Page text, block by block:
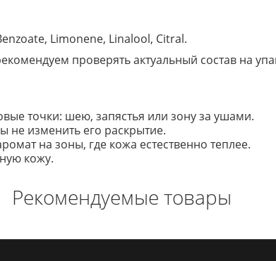
Limonene, Linalool, Citral.
проверять актуальный состав на
точки: шею, запястья или зону за ушами.
не изменить его раскрытие.
на зоны, где кожа естественно теплее.
кожу.
Рекомендуемые товары